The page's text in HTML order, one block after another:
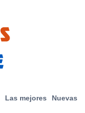
Las mejores Nuevas